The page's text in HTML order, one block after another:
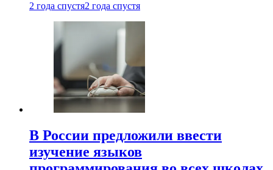
2 года спустя2 года спустя
В России предложили ввести
изучение языков